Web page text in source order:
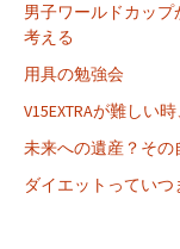
男子ワールドカッ
考える
用具の勉強会
V15EXTRAが難しい
未来への遺産？そ
ダイエットっていつ